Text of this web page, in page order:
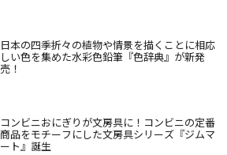
日本の四季折々の植物や情景を描くことに相応
しい色を集めた水彩色鉛筆『色辞典』が新発
売！
コンビニおにぎりが文房具に！コンビニの定番
商品をモチーフにした文房具シリーズ『ジムマ
ート』誕生